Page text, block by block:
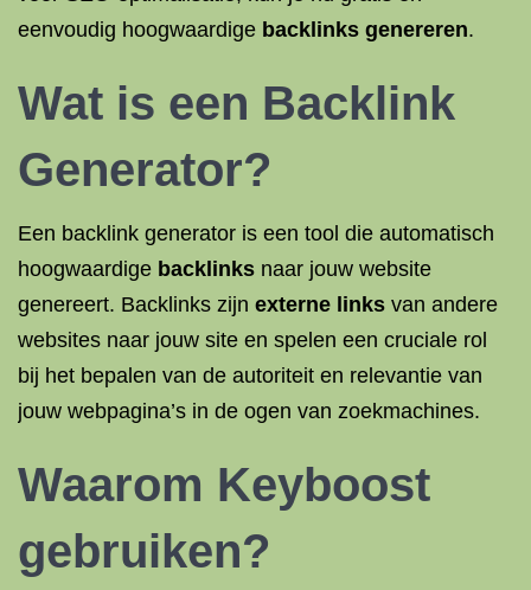
eenvoudig hoogwaardige backlinks genereren.
Wat is een Backlink
Generator?
Een backlink generator is een tool die automatisch
hoogwaardige backlinks naar jouw website
genereert. Backlinks zijn externe links van andere
websites naar jouw site en spelen een cruciale rol
bij het bepalen van de autoriteit en relevantie van
jouw webpagina’s in de ogen van zoekmachines.
Waarom Keyboost
gebruiken?